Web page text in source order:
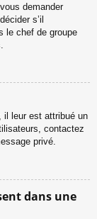
demander
s’il
le chef de groupe
il leur est attribué un
contactez
privé.
dans une